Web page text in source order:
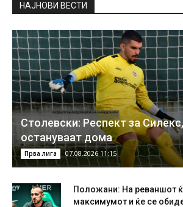
НAЈНОВИ ВЕСТИ
Столевски: Респект за
остануваат дома
Прва лига 07.08.2026 11:15
Положани: На реваншот
максимумот и ќе се